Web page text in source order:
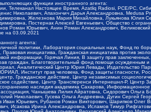
функции иностранного агента:
Телеканал Настоящее Время, Azatliq Radiosi, PCE/PC,
Николаевич, Апахончич Дарья Александровна,
Железнова Мария Михайловна, Лукьянова Юлия
Постернак Алексей Евгеньевич, Общество с
Роман Юрьевич, Анин Роман Александрович,
на 03.09.2021
агента:
политики, Лаборатория социальных наук, Фонд по
инициатива, Гражданская инициатива против
информации, Горячая Линия, В защиту прав
граждан, Благотворительный фонд помощи осужденным
Аналитический Центр Юрия Левады, Издательство
Институт прав человека, Фонд защиты гласности,
Гражданское действие, Центр независимых
содействие, Центр Трансперенси Интернешнл-Р,
наследия академика Сахарова,
Чанышева Лилия Айратовна, Сидорович Ольга
Николаевич, Гусева Ольга Андреевна, Дугин Сергей
Юрьевич, Рубанов Роман Викторович, Шарипков
Исакова Ирина Александровна, Исламов Тимур